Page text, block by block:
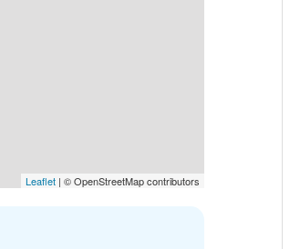
Leaflet | © OpenStreetMap contributors